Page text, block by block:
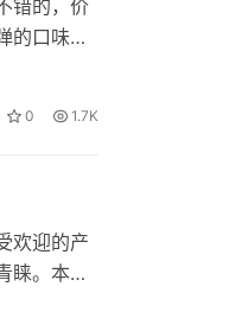
错的，价
的口味有
0 1.7K
欢迎的产
睐。本篇